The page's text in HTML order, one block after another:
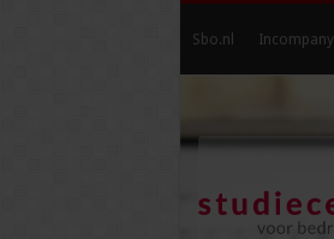
Sbo.nl Incompany